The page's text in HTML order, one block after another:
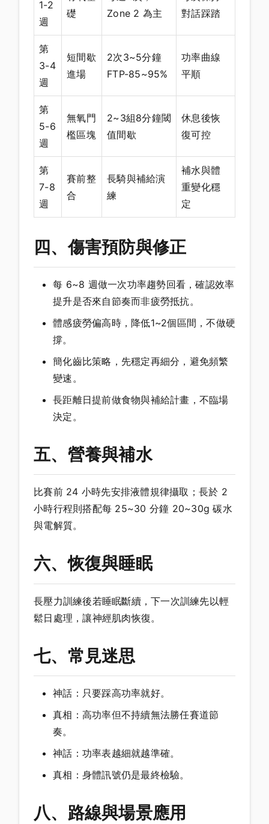
1-2
週
礎
Zone 2 為主
對話踩踏
第
3-4
週
短間歇
進場
2次3~5分鐘
FTP-85~95%
功率曲線
平順
第
5-6
週
無氧門
檻區塊
2~3組8分鐘閾
值間歇
休息後恢
復可控
第
7-8
週
賽前整
合
長騎與補給演
練
補水與體
重變化穩
定
四、傷害預防與修正
每 6~8 週做一次功率趨勢回看，確認效率
提升是否來自節奏而非疲勞抵抗。
體感疲勞偏高時，降低1~2個區間，不做硬
撐。
簡化齒比策略，先穩定再細分，避免頻繁
變速。
長距離日提前做食物與補給計畫，不臨場
決定。
五、營養與補水
比賽前 24 小時先安排液體規律攝取；長於 2
小時行程則搭配每 25~30 分鐘 20~30g 碳水
與電解質。
六、恢復與睡眠
長壓力訓練後若睡眠斷續，下一次訓練先以輕
鬆日處理，讓神經肌肉恢復。
七、常見迷思
神話：只要踩高功率就好。
真相：高功率但不持續無法勝任賽道節
奏。
神話：功率表越細就越準確。
真相：身體訊號仍是最終檢驗。
八、路線與場景應用